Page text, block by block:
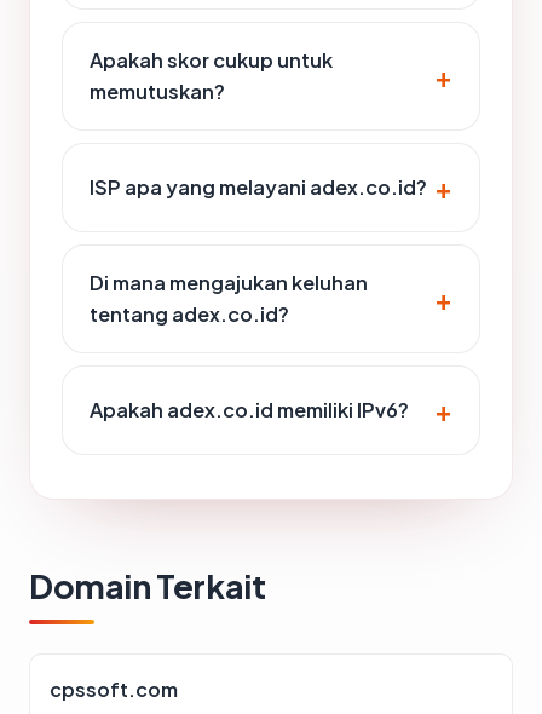
Apakah skor cukup untuk
memutuskan?
ISP apa yang melayani adex.co.id?
Di mana mengajukan keluhan
tentang adex.co.id?
Apakah adex.co.id memiliki IPv6?
Domain Terkait
cpssoft.com